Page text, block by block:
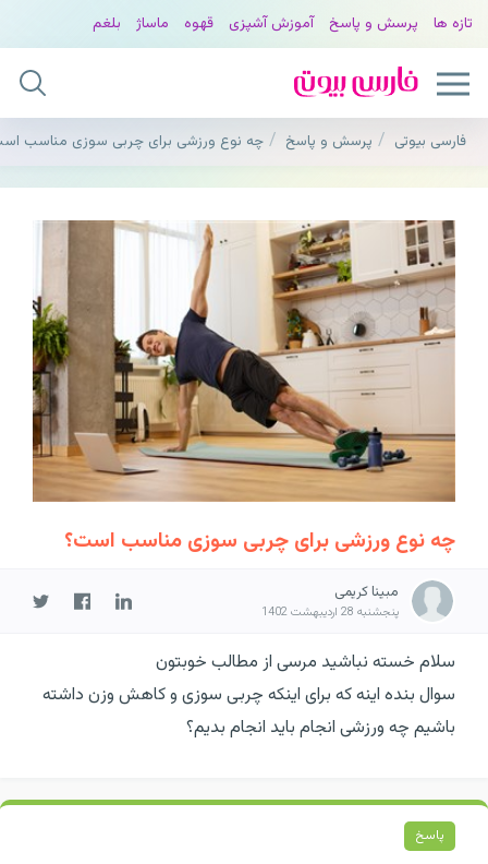
تازه ها پرسش و پاسخ آموزش آشپزی قهوه ماساژ بلغم
فارسی بیوتی پرسش و پاسخ چه نوع ورزشی برای چربی سوزی مناسب
چه نوع ورزشی برای چربی سوزی مناسب است؟
مبینا کریمی
پنجشنبه 28 اردیبهشت 1402
سلام خسته نباشید مرسی از مطالب خوبتون
سوال بنده اینه که برای اینکه چربی سوزی و کاهش وزن داشته
باشیم چه ورزشی انجام باید انجام بدیم؟
پاسخ